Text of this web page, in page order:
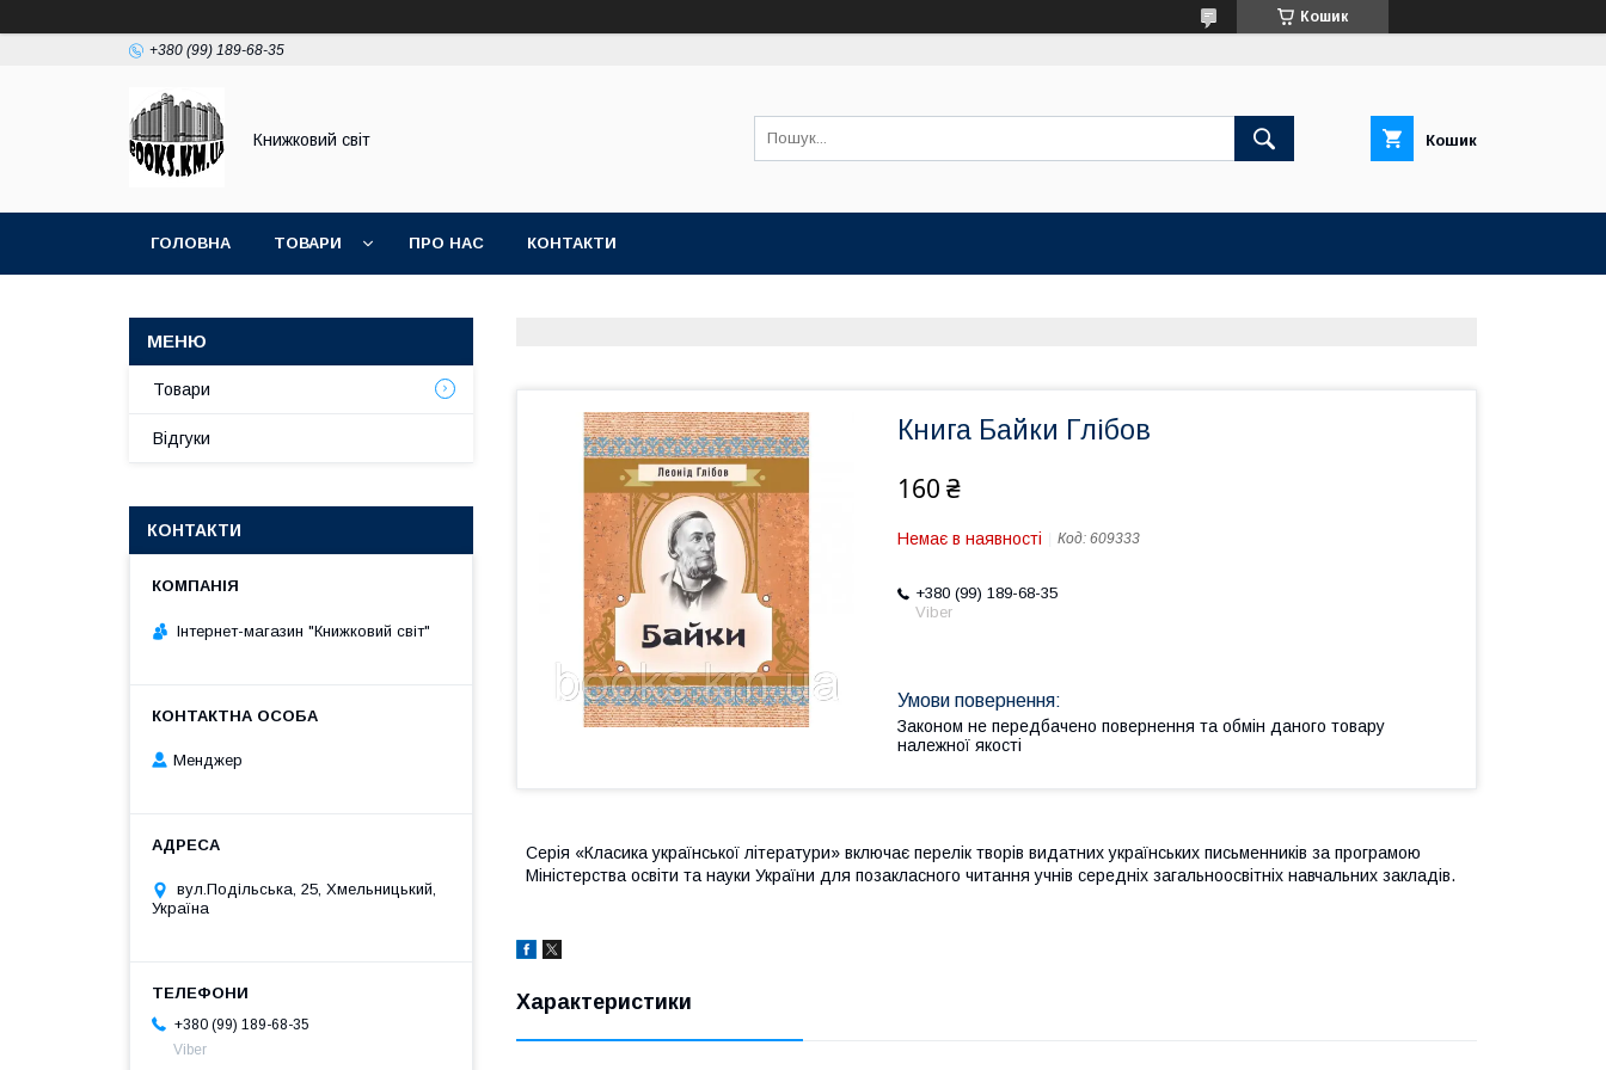
Кошик
+380 (99) 189-68-35
Книжковий світ Кошик
ГОЛОВНА ТОВАРИ ПРО НАС КОНТАКТИ
Книга Байки Глібов
160 ₴
Немає в наявності Код: 609333
+380 (99) 189-68-35
Viber
Законом не передбачено повернення та обмін даного товару
належної якості
Серія «Класика української літератури» включає перелік творів видатних українських письменників за програмою
Міністерства освіти та науки України для позакласного читання учнів середніх загальноосвітніх навчальних закладів.
Характеристики
Товари
Відгуки
КОНТАКТИ
Інтернет-магазин "Книжковий світ"
Менджер
вул.Подільська, 25, Хмельницький,
Україна
+380 (99) 189-68-35
Viber